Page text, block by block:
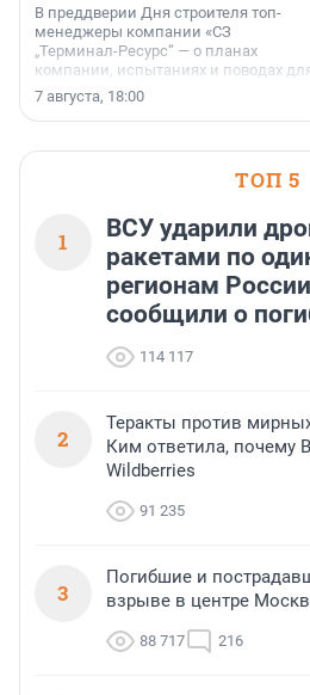
В преддверии Дня строителя топ-
менеджеры компании «СЗ
„Терминал-Ресурс“ — о планах
компании, испытаниях и поводах
осторожного оптимизма.
7 августа, 18:00
ТОП 5
1
ВСУ ударили
ракетами по
регионам
сообщили о
114 117
2
Теракты против
Ким ответила, почему
Wildberries
91 235
3
Погибшие и
взрыве в центре
88 717 216